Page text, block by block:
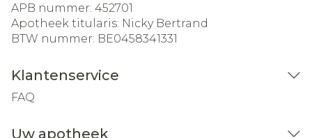
APB nummer: 452701
Apotheek titularis: Nicky Bertrand
BTW nummer: BE0458341331
Klantenservice
FAQ
Uw apotheek